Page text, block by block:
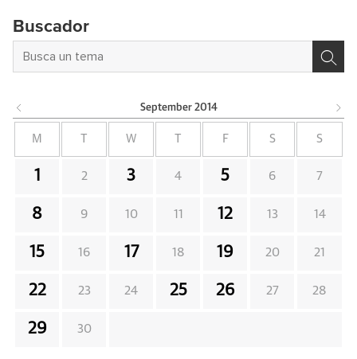
Buscador
September 2014
M W F S S
1 2 3 4 5 6 7
8 9 10 11 12 13 14
15 16 17 18 19 20 21
22 23 24 25 26 27 28
29 30